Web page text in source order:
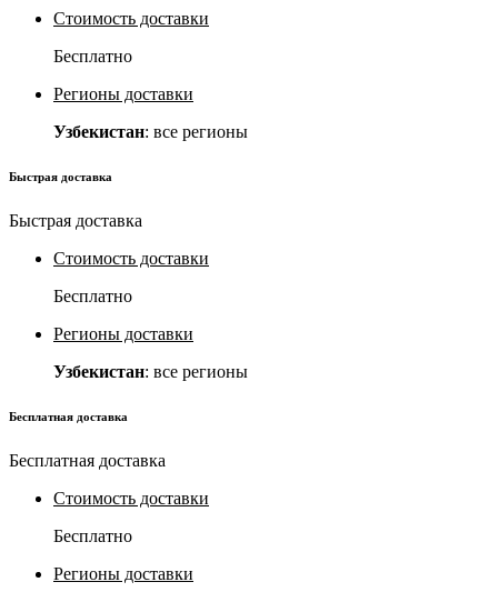
Стоимость доставки
Бесплатно
Регионы доставки
Узбекистан: все регионы
Быстрая доставка
Быстрая доставка
Стоимость доставки
Бесплатно
Регионы доставки
Узбекистан: все регионы
Бесплатная доставка
Бесплатная доставка
Стоимость доставки
Бесплатно
Регионы доставки